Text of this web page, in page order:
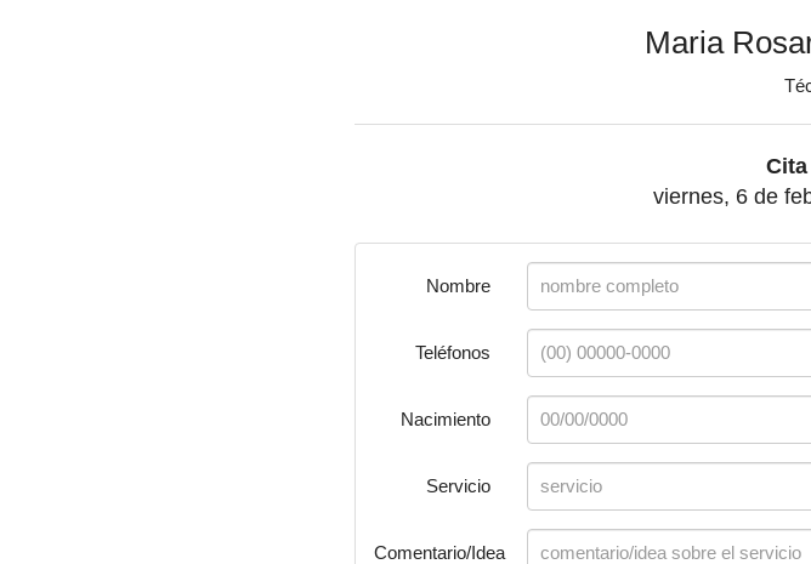
Maria
viernes, 6 de
Nombre
Teléfonos
Nacimiento
Servicio
Comentario/Idea